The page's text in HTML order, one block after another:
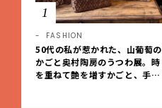
1
FASHION
50代の私が惹かれた、山葡萄の
かごと奥村陶房のうつわ展。時
を重ねて艶を増すかごと、手仕